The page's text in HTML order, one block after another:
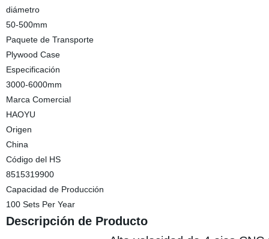
diámetro
50-500mm
Paquete de Transporte
Plywood Case
Especificación
3000-6000mm
Marca Comercial
HAOYU
Origen
China
Código del HS
8515319900
Capacidad de Producción
100 Sets Per Year
Descripción de Producto